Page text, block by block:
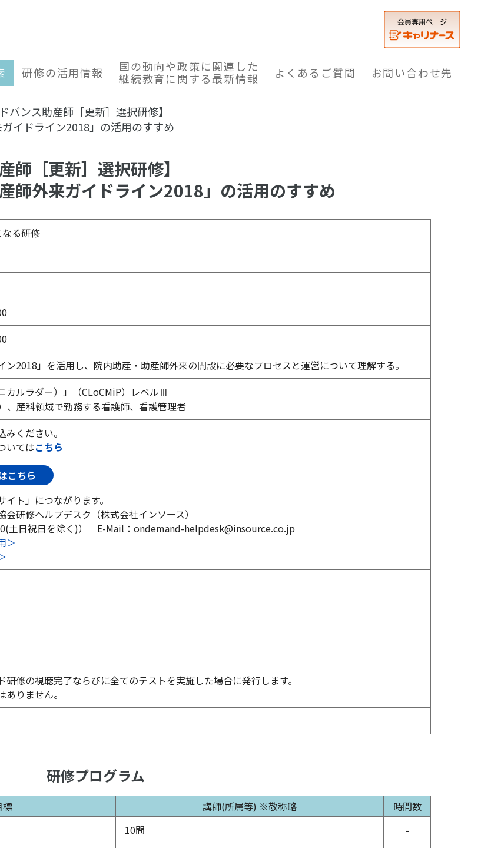
研修の活用情報
国の動向や政策に関連した
継続教育に関する最新情報
よくあるご質問 お問い合わせ先
バンス助産師［更新］選択研修】
ガイドライン2018」の活用のすすめ
師［更新］選択研修】
産師外来ガイドライン2018」の活用のすすめ
なる研修
ン2018」を活用し、院内助産・助産師外来の開設に必要なプロセスと運営について理解する。
カルラダー）」（CLoCMiP）レベルⅢ
、産科領域で勤務する看護師、看護管理者
ください。
いてはこちら
こちら
ト」につながります。
研修ヘルプデスク（株式会社インソース）
土日祝日を除く)） E-Mail：ondemand-helpdesk@insource.co.jp
＞
研修の視聴完了ならびに全てのテストを実施した場合に発行します。
りません。
研修プログラム
標 講師(所属等) ※敬称略
時間数
10問 -